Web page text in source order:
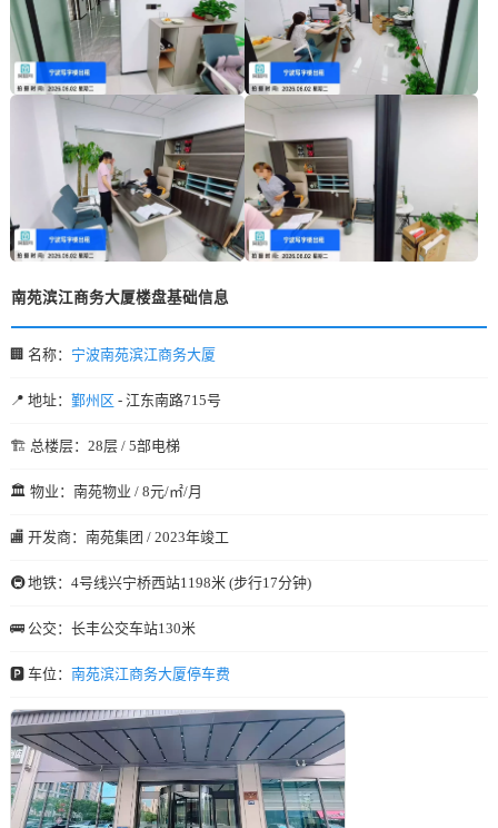
南苑滨江商务大厦楼盘基础信息
🏢 名称： 宁波南苑滨江商务大厦
📍 地址： 鄞州区 - 江东南路715号
🏗️ 总楼层：28层 / 5部电梯
🏛️ 物业：南苑物业 / 8元/㎡/月
🏬 开发商：南苑集团 / 2023年竣工
🚇 地铁：4号线兴宁桥西站1198米 (步行17分钟)
🚌 公交：长丰公交车站130米
🅿️ 车位： 南苑滨江商务大厦停车费